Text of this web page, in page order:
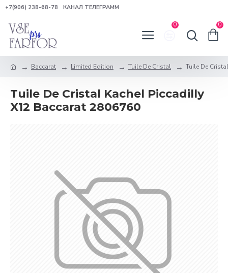
+7(906) 238-68-78 КАНАЛ ТЕЛЕГРАММ
0 0
Baccarat Limited Edition Tuile De Cristal Tuile De
Tuile De Cristal Kachel Piccadilly
X12 Baccarat 2806760